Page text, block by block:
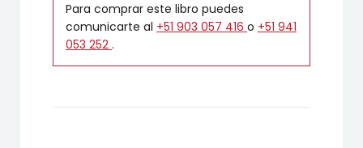
Para comprar este libro puedes
comunicarte al +51 903 057 416 o +51 941
053 252 .